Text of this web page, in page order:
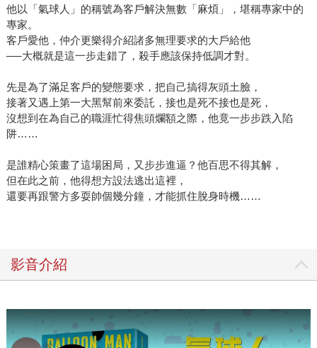
他以「氣球人」的稱號為客戶解決無數「麻煩」，堪稱專家中的
專家。
客戶愛他，仲介更樂得介紹諸多無理要求的大戶給他
──大概就是這一步走錯了，殺手應該保持低調才對。
先是為了滿足客戶的變態要求，把自己搞得灰頭土臉，
接著又遇上第一大黑幫前來委託，接也是死不接也是死，
沒想到在為自己的職涯忙得焦頭爛額之際，他竟一步步跌入陷
阱……
是誰精心策畫了這場困局，又步步進逼？他百思不得其解，
但在此之前，他得想方設法逃出這裡，
還要再跟警方多耍帥個幾分鐘，才能抓住脫身時機……
影音介紹